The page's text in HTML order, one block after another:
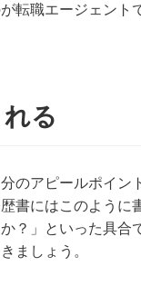
転職エージェン
る
のアピールポイン
書にはこのよう
？」といった具合
ましょう。